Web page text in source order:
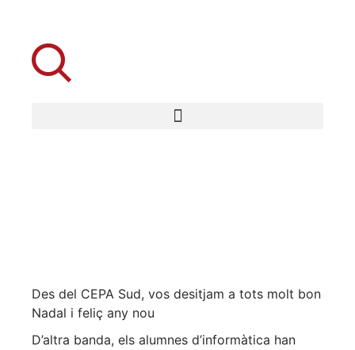
Des del CEPA Sud, vos desitjam a tots molt bon
Nadal i feliç any nou
D’altra banda, els alumnes d’informàtica han